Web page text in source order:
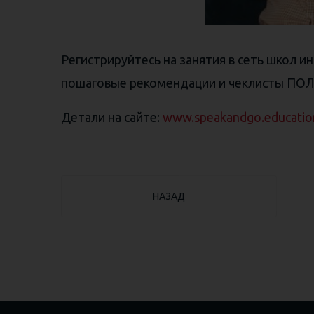
Регистрируйтесь на занятия в сеть школ
пошаговые рекомендации и чеклисты
Детали на сайте:
ПРЕДЫДУЩИЙ: ПИСЬМО ДЛЯ
НАЗАД